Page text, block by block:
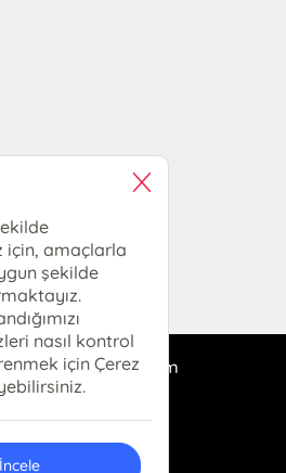
0555 879 73 53
amaçlarla
şekilde
nasıl kontrol
için Çerez